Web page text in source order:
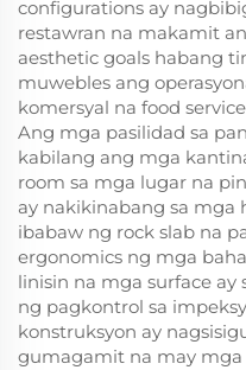
configurations ay
restawran na makamit
aesthetic goals habang
muwebles ang
komersyal na food
Ang mga pasilidad sa
kabilang ang mga
room sa mga lugar na
ay nakikinabang sa
ibabaw ng rock slab na
ergonomics ng mga
linisin na mga surface
ng pagkontrol sa
konstruksyon ay
gumagamit na may mga